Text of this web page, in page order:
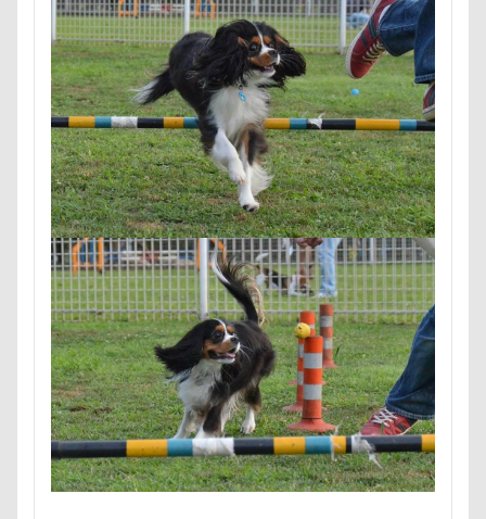
イルカ
イラスト
エナジーロープ
エルちゃん
カファレル
オヤツ入れ
カヌチャベイホテル ＆ ヴィラズ
カドラー
カトラリー
カタログ
カイくん
オープンカー
オーナメント
オーダーメイド
オリジナルグッズ
オヤツ
エルマーくん
オモチャ
オムライス オブジェ
オフ会
オッサン座り
オスワリ
オクラ
オキちゃん劇場
エヴァちゃん
エンドレス
クゥくん
クッキーくん
スヌード
サンシェード
シミ
シマホ
シフォンちゃん
シェンロンくん
シェリーちゃん
サンバイザー
サンドイッチ
サンタパレード
サンタ
サンキューの日
小太郎くん
射水市 寝顔
寝起き
寝相
寝床 寝坊助 富津市
富山県
富山湾
小布施町 富山市
富士見高原
富士見町
富士見公園
富士河口湖町
富士急ハイランド
富士吉田市
富士すばるランド
家宝
小布施ドッグラン
小春ちゃん
室内遊びレッスン
山梨県
巾着田
川越市 川口市 川
嵐山町
嵐山渓谷
島忠ホームズ 岳くん
岩畳
山梨市
小松菜 山北町
山中湖村
山中湖
山下公園 展望台
屋内ドッグラン
居酒屋
小谷流の里ドギーズアイランド
小芝風花
小矢部市 宮城県
室内遊び
名前の由来
土手 夕陽 夏対策
変顔
壁紙
壁 増税前 埼玉県
地震